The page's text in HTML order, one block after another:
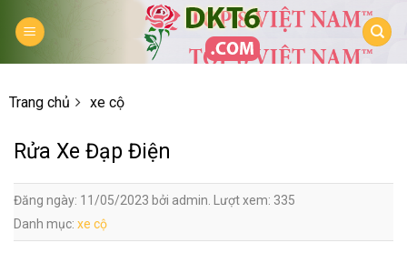
Trang chủ xe cộ
Rửa Xe Đạp Điện
Đăng ngày: 11/05/2023 bởi admin. Lượt xem: 335
Danh mục: xe cộ